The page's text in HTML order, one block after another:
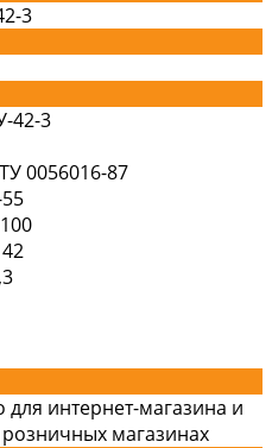
3
ТУ 0056016-87
100
42
для интернет-магазина и
магазинах